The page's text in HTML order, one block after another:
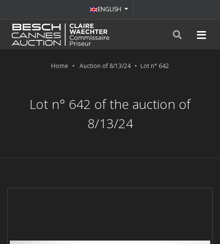
ENGLISH
Home Auction of 8/13/24 Lot n° 642
Lot n° 642 of the auction of
8/13/24